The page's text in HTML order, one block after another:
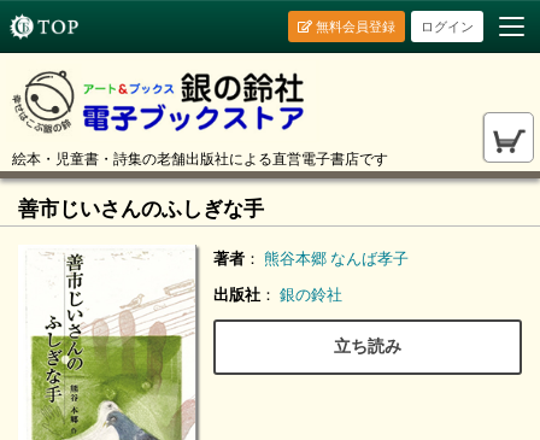
ログイン
無料会員登録
絵本・児童書・詩集の老舗出版社による直営電子書店です
善市じいさんのふしぎな手
著者 ： 熊谷本郷 なんば孝子
出版社 ： 銀の鈴社
立ち読み